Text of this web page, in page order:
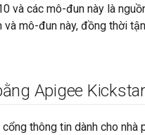
và các mô-đun này là
mô-đun này, đồng thời
Apigee
thông tin dành cho